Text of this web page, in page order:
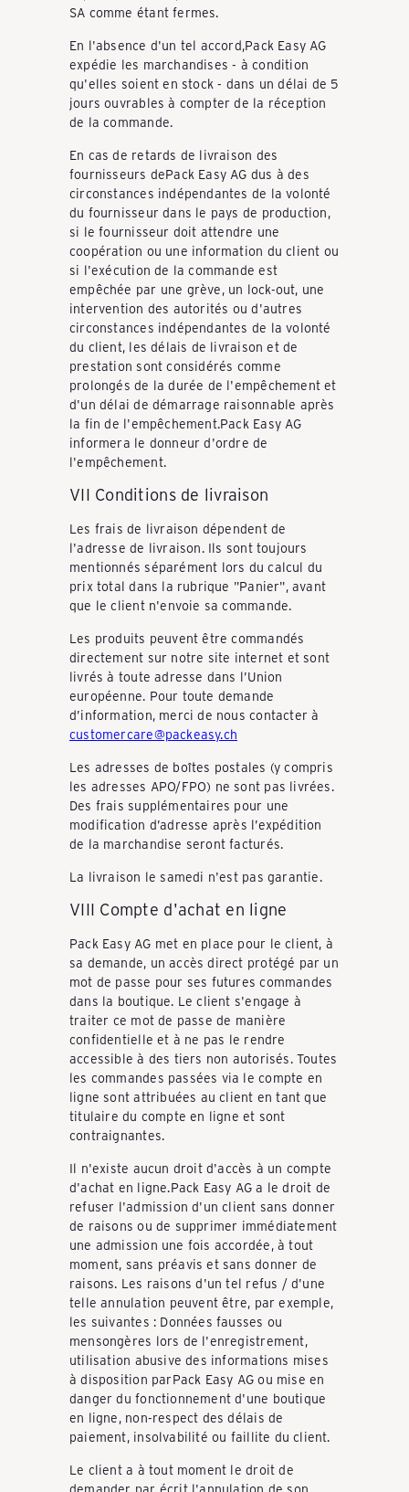
SA comme étant fermes.
En l'absence d'un tel accord,Pack Easy AG
expédie les marchandises - à condition
qu'elles soient en stock - dans un délai de 5
jours ouvrables à compter de la réception
de la commande.
En cas de retards de livraison des
fournisseurs dePack Easy AG dus à des
circonstances indépendantes de la volonté
du fournisseur dans le pays de production,
si le fournisseur doit attendre une
coopération ou une information du client ou
si l'exécution de la commande est
empêchée par une grève, un lock-out, une
intervention des autorités ou d'autres
circonstances indépendantes de la volonté
du client, les délais de livraison et de
prestation sont considérés comme
prolongés de la durée de l'empêchement et
d'un délai de démarrage raisonnable après
la fin de l'empêchement.Pack Easy AG
informera le donneur d'ordre de
l'empêchement.
VII Conditions de livraison
Les frais de livraison dépendent de
l'adresse de livraison. Ils sont toujours
mentionnés séparément lors du calcul du
prix total dans la rubrique "Panier", avant
que le client n'envoie sa commande.
Les produits peuvent être commandés
directement sur notre site internet et sont
livrés à toute adresse dans l’Union
européenne. Pour toute demande
d’information, merci de nous contacter à
customercare@packeasy.ch
Les adresses de boîtes postales (y compris
les adresses APO/FPO) ne sont pas livrées.
Des frais supplémentaires pour une
modification d’adresse après l’expédition
de la marchandise seront facturés.
La livraison le samedi n'est pas garantie.
VIII Compte d'achat en ligne
Pack Easy AG met en place pour le client, à
sa demande, un accès direct protégé par un
mot de passe pour ses futures commandes
dans la boutique. Le client s'engage à
traiter ce mot de passe de manière
confidentielle et à ne pas le rendre
accessible à des tiers non autorisés. Toutes
les commandes passées via le compte en
ligne sont attribuées au client en tant que
titulaire du compte en ligne et sont
contraignantes.
Il n'existe aucun droit d'accès à un compte
d'achat en ligne.Pack Easy AG a le droit de
refuser l'admission d'un client sans donner
de raisons ou de supprimer immédiatement
une admission une fois accordée, à tout
moment, sans préavis et sans donner de
raisons. Les raisons d'un tel refus / d'une
telle annulation peuvent être, par exemple,
les suivantes : Données fausses ou
mensongères lors de l'enregistrement,
utilisation abusive des informations mises
à disposition parPack Easy AG ou mise en
danger du fonctionnement d'une boutique
en ligne, non-respect des délais de
paiement, insolvabilité ou faillite du client.
Le client a à tout moment le droit de